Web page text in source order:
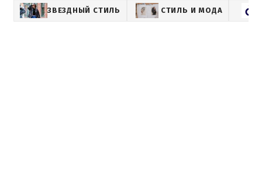
ЗВЕЗДНЫЙ СТИЛЬ СТИЛЬ И МОДА